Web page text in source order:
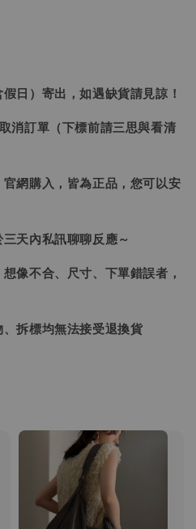
日）寄出，如遇缺貨請見諒！
消訂單（下標前請三思與看清
網購入，皆為正品，您可以安
天內私訊聊聊反應～
像不合、尺寸、下單錯誤者，
拆標均無法接受退換貨